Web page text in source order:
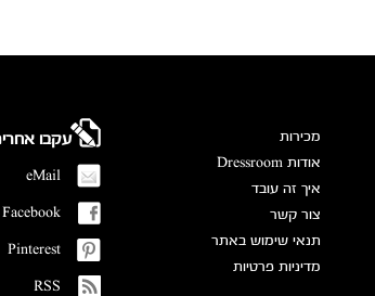
מכירות
אודות Dressroom
איך זה עובד
צור קשר
תנאי שימוש באתר
מדיניות פרטיות
עקבו
eMail
Facebook
Pinterest
RSS